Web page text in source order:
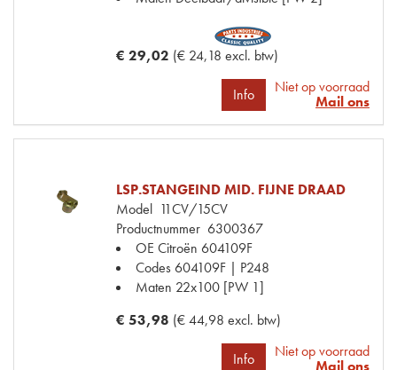
€ 29,02 (€ 24,18 excl. btw)
Info
Niet op voorraad
Mail ons
LSP.STANGEIND MID. FIJNE DRAAD
Model 11CV/15CV
Productnummer 6300367
OE Citroën 604109F
Codes 604109F | P248
Maten 22x100 [PW 1]
€ 53,98 (€ 44,98 excl. btw)
Info
Niet op voorraad
Mail ons